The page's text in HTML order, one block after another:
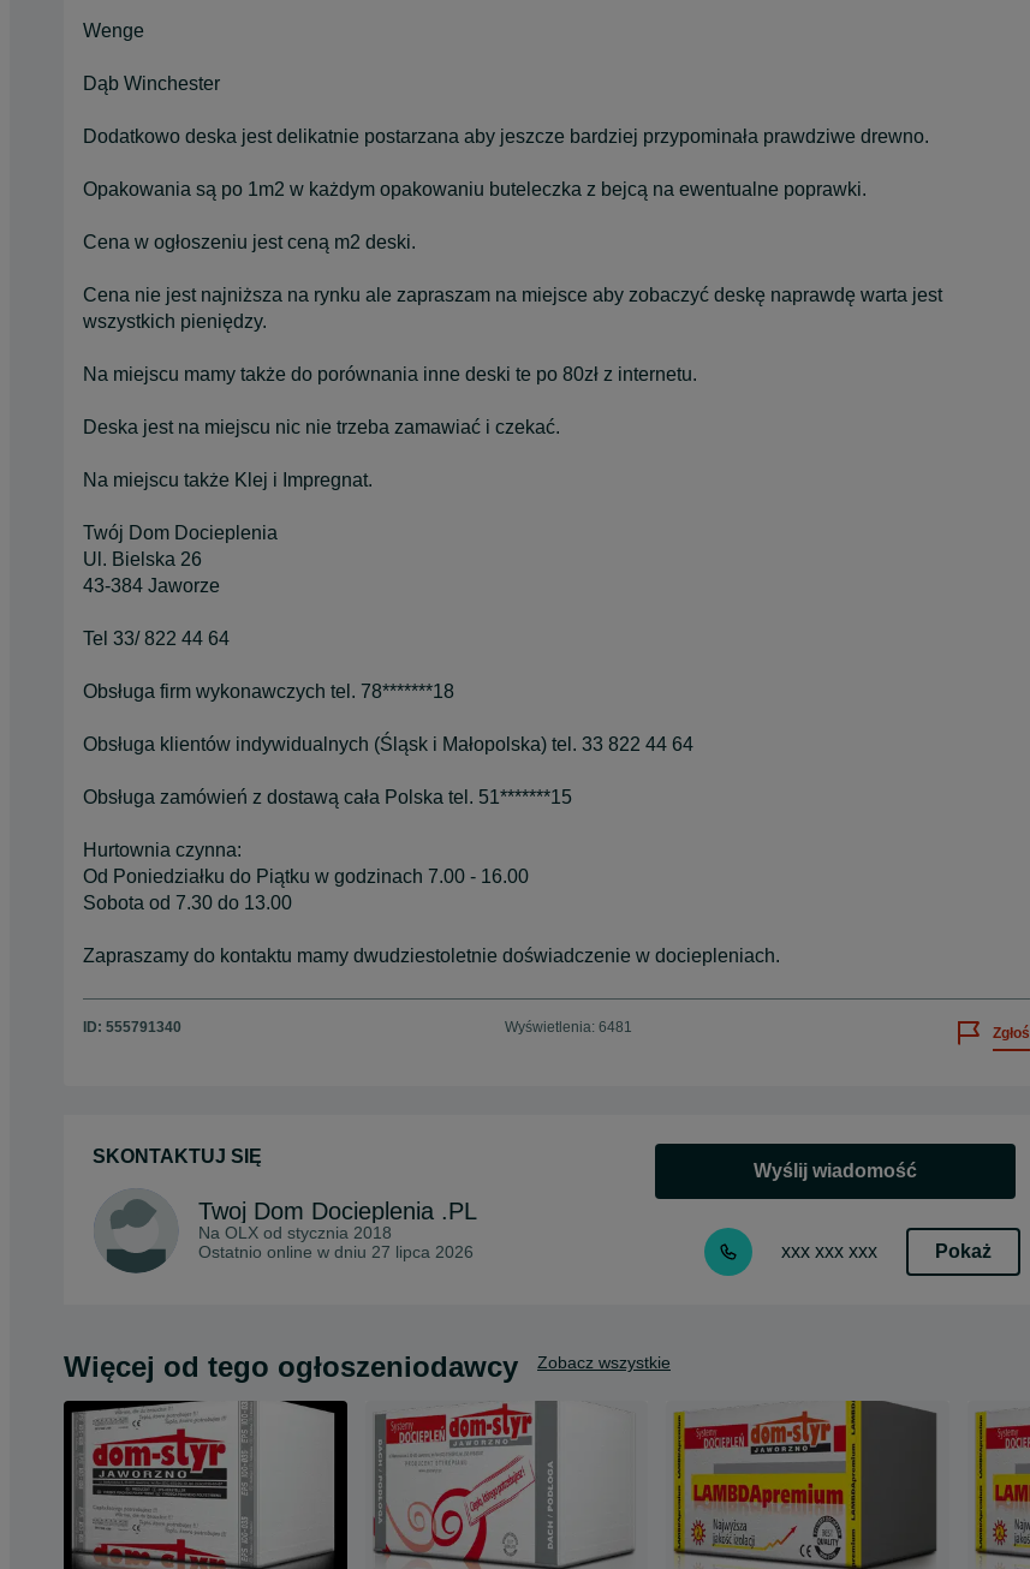
Wenge
Dąb Winchester
Dodatkowo deska jest delikatnie postarzana aby jeszcze bardziej przypominała prawdziwe drewno.
Opakowania są po 1m2 w każdym opakowaniu buteleczka z bejcą na ewentualne poprawki.
Cena w ogłoszeniu jest ceną m2 deski.
Cena nie jest najniższa na rynku ale zapraszam na miejsce aby zobaczyć deskę naprawdę warta jest
wszystkich pieniędzy.
Na miejscu mamy także do porównania inne deski te po 80zł z internetu.
Deska jest na miejscu nic nie trzeba zamawiać i czekać.
Na miejscu także Klej i Impregnat.
Twój Dom Docieplenia
Ul. Bielska 26
43-384 Jaworze
Tel 33/ 822 44 64
Obsługa firm wykonawczych tel. 78*******18
Obsługa klientów indywidualnych (Śląsk i Małopolska) tel. 33 822 44 64
Obsługa zamówień z dostawą cała Polska tel. 51*******15
Hurtownia czynna:
Od Poniedziałku do Piątku w godzinach 7.00 - 16.00
Sobota od 7.30 do 13.00
Zapraszamy do kontaktu mamy dwudziestoletnie doświadczenie w dociepleniach.
ID: 555791340 Wyświetlenia: 6481 Zgłoś
SKONTAKTUJ SIĘ
Twoj Dom Docieplenia .PL
Na OLX od stycznia 2018
Ostatnio online w dniu 27 lipca 2026
Wyślij wiadomość
xxx xxx xxx Pokaż
Więcej od tego ogłoszeniodawcy Zobacz wszystkie